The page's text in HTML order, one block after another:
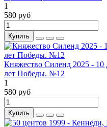
1
580 руб
Купить
Княжество Силенд 2025 -
лет Победы. №12
1
580 руб
Купить